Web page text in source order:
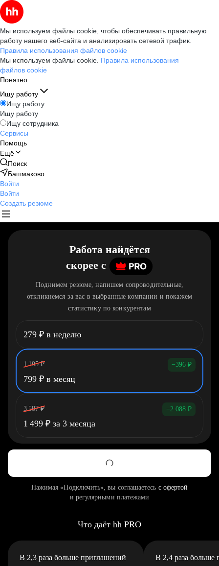
Мы используем файлы cookie, чтобы обеспечивать правильную
работу нашего веб-сайта и анализировать сетевой трафик.
Правила использования файлов cookie
Мы используем файлы cookie. Правила использования
файлов cookie
Понятно
Ищу работу
Ищу работу
Ищу работу
Ищу сотрудника
Сервисы
Помощь
Ещё
Поиск
Башмаково
Войти
Войти
Создать резюме
Работа найдётся
скорее c
Поднимем резюме, напишем сопроводительные,
откликнемся за вас в выбранные компании и покажем
статистику по конкурентам
279 ₽ в неделю
1 195 ₽ −396 ₽
799 ₽ в месяц
3 587 ₽ −2 088 ₽
1 499 ₽ за 3 месяца
Нажимая «Подключить», вы соглашаетесь с офертой
и регулярными платежами
Что даёт hh PRO
В 2,3 раза больше приглашений В 2,4 раза больше